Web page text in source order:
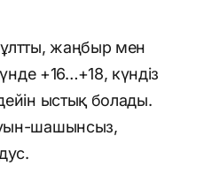
жаңбыр мен
+16…+18, күндіз
ыстық болады.
шашынсыз,